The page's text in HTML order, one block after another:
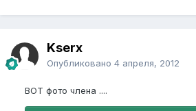
Kserx
Опубликовано 4 апреля, 2012
ВОТ фото члена ....